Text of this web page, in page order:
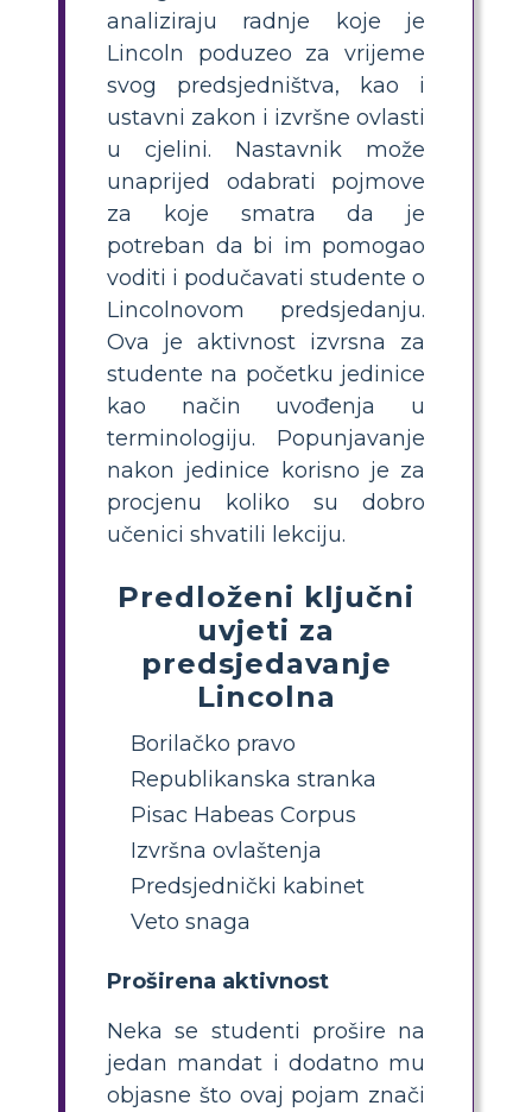
analiziraju radnje koje je
Lincoln poduzeo za vrijeme
svog predsjedništva, kao i
ustavni zakon i izvršne ovlasti
u cjelini. Nastavnik može
unaprijed odabrati pojmove
za koje smatra da je
potreban da bi im pomogao
voditi i podučavati studente o
Lincolnovom predsjedanju.
Ova je aktivnost izvrsna za
studente na početku jedinice
kao način uvođenja u
terminologiju. Popunjavanje
nakon jedinice korisno je za
procjenu koliko su dobro
učenici shvatili lekciju.
Predloženi ključni
uvjeti za
predsjedavanje
Lincolna
Borilačko pravo
Republikanska stranka
Pisac Habeas Corpus
Izvršna ovlaštenja
Predsjednički kabinet
Veto snaga
Proširena aktivnost
Neka se studenti prošire na
jedan mandat i dodatno mu
objasne što ovaj pojam znači